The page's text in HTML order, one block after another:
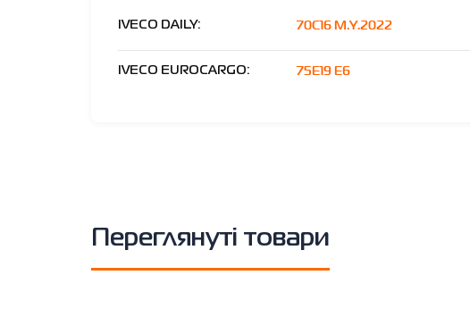
IVECO DAILY: 70C16 M.Y.2022
IVECO EUROCARGO: 75E19 E6
Переглянуті товари